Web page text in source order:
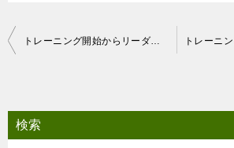
投
ビ
ゲ
トレーニング開始からリーダーウォークまで A.コッカーS.
検索